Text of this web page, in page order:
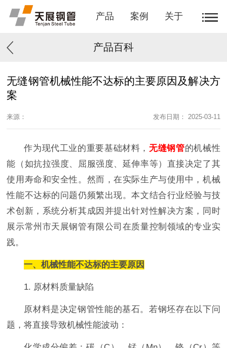
产品 案例 关于
产品百科
无缝钢管机械性能不达标的主要原因及解决方
案
来源： 发布日期： 2025-03-11
作为现代工业的重要基础材料，无缝钢管的机械性
能（如抗拉强度、屈服强度、延伸率等）直接决定了其
使用寿命和安全性。然而，在实际生产与使用中，机械
性能不达标的问题仍频繁出现。本文结合行业经验与技
术创新，系统分析其成因并提出针对性解决方案，同时
展示常州市天展钢管有限公司在质量控制领域的专业实
践。
一、机械性能不达标的主要原因
1. 原材料质量缺陷
原材料是决定钢管性能的基石。若钢坯存在以下问
题，将直接导致机械性能波动：